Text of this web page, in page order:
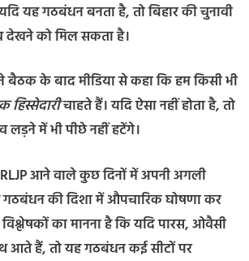
यह गठबंधन बनता है, तो बिहार की चुनावी
देखने को मिल सकता है।
बैठक के बाद मीडिया से कहा कि हम किसी भी
हिस्सेदारीचाहते हैं। यदि ऐसा नहीं होता है, तो
लड़ने में भी पीछे नहीं हटेंगे।
आने वाले कुछ दिनों में अपनी अगली
गठबंधन की दिशा में औपचारिक घोषणा कर
का मानना है कि यदि पारस, ओवैसी
आते हैं, तो यह गठबंधन कई सीटों पर